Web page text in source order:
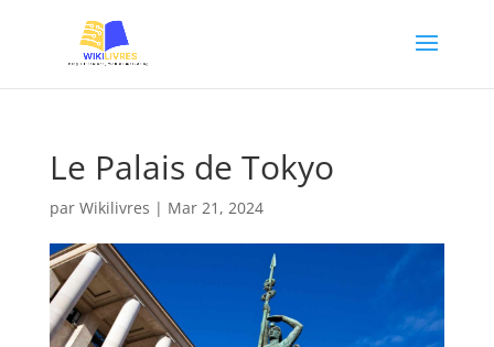
Le Palais de Tokyo
par Wikilivres | Mar 21, 2024